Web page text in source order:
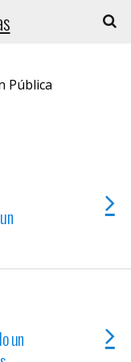
Pública
un